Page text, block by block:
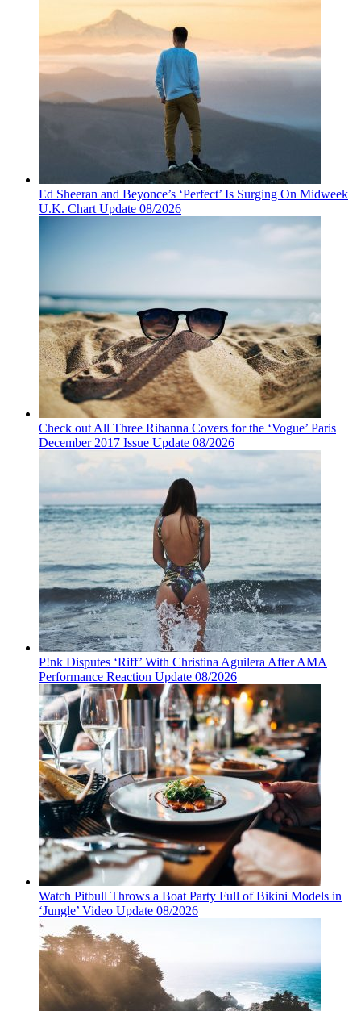
Ed Sheeran and Beyonce’s ‘Perfect’ Is Surging On Midweek
U.K. Chart Update 08/2026
Check out All Three Rihanna Covers for the ‘Vogue’ Paris
December 2017 Issue Update 08/2026
P!nk Disputes ‘Riff’ With Christina Aguilera After AMA
Performance Reaction Update 08/2026
Watch Pitbull Throws a Boat Party Full of Bikini Models in
‘Jungle’ Video Update 08/2026